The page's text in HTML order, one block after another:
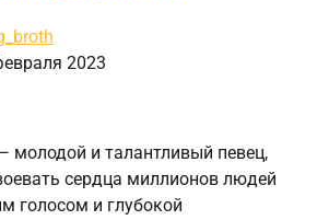
2023
молодой и талантливый певец,
сердца миллионов людей
голосом и глубокой